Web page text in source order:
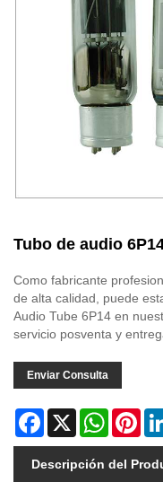
Tubo de audio
Como fabricante
de alta calidad, puede
Audio Tube 6P14 en
servicio posventa y
Enviar Consulta
Facebook
X
Descripción del